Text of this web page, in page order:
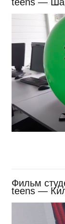
Фильм
teens —